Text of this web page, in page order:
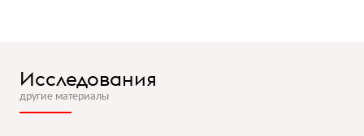
Исследования
другие материалы